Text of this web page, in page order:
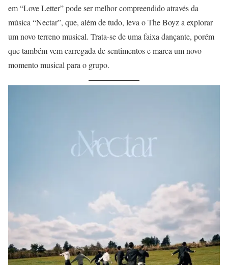
em “Love Letter” pode ser melhor compreendido através da
música “Nectar”, que, além de tudo, leva o The Boyz a explorar
um novo terreno musical. Trata-se de uma faixa dançante, porém
que também vem carregada de sentimentos e marca um novo
momento musical para o grupo.